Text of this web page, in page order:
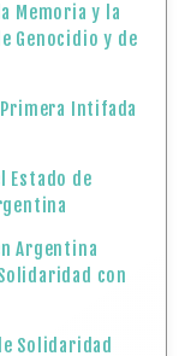
Memoria y la
Genocidio y de
Intifada
Estado de
Argentina
con
Solidaridad